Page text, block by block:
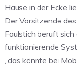
Hause in der Ecke
Der Vorsitzende
Faulstich beruft
funktionierende
„das könnte bei